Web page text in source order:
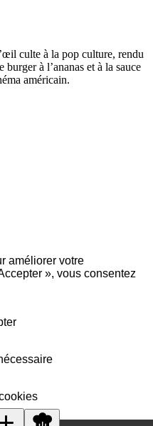
culte à la pop culture, rendu
à l’ananas et à la sauce
américain.
améliorer votre
», vous consentez